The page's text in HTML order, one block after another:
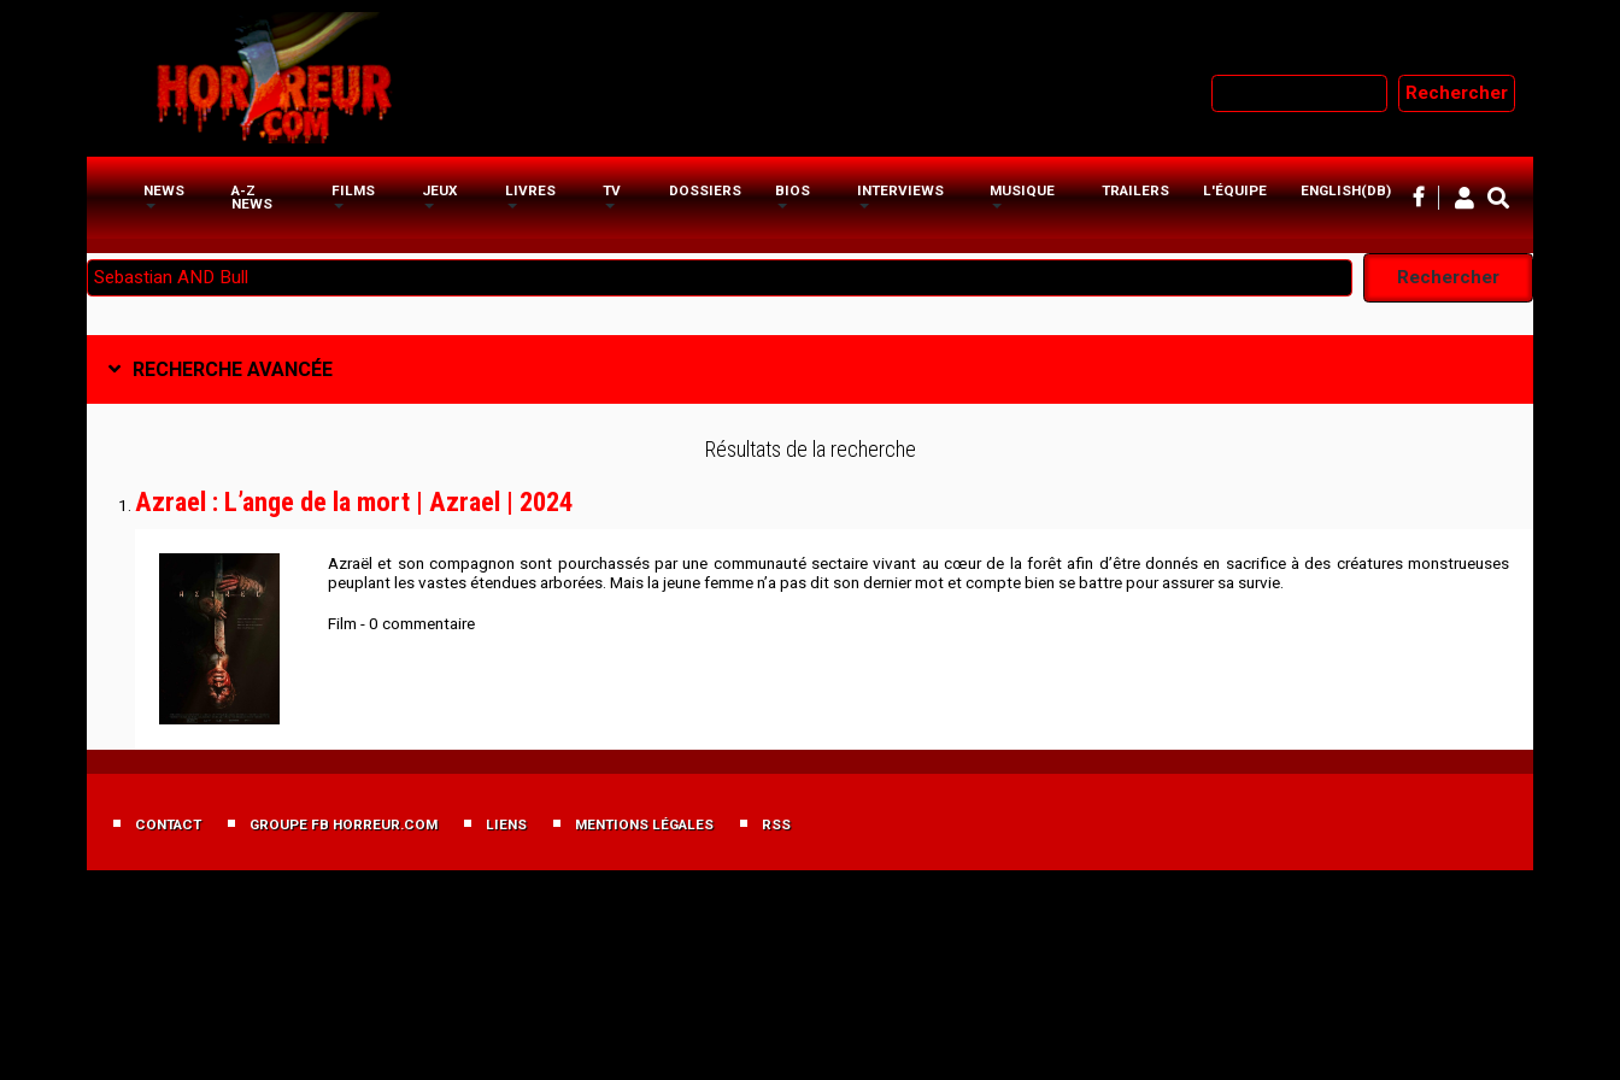
Rechercher
NEWS A-Z
NEWS
FILMS JEUX LIVRES TV DOSSIERS BIOS INTERVIEWS MUSIQUE TRAILERS L'ÉQUIPE ENGLISH(DB)
RECHERCHE AVANCÉE
Résultats de la recherche
Azrael : L’ange de la mort | Azrael | 2024
Azraël et son compagnon sont pourchassés par une communauté sectaire vivant au cœur de la forêt afin d’être donnés en sacrifice à des créatures monstrueuses
peuplant les vastes étendues arborées. Mais la jeune femme n’a pas dit son dernier mot et compte bien se battre pour assurer sa survie.
Film - 0 commentaire
FRCONTACT GROUPE FB HORREUR.COM LIENS MENTIONS LÉGALES RSS